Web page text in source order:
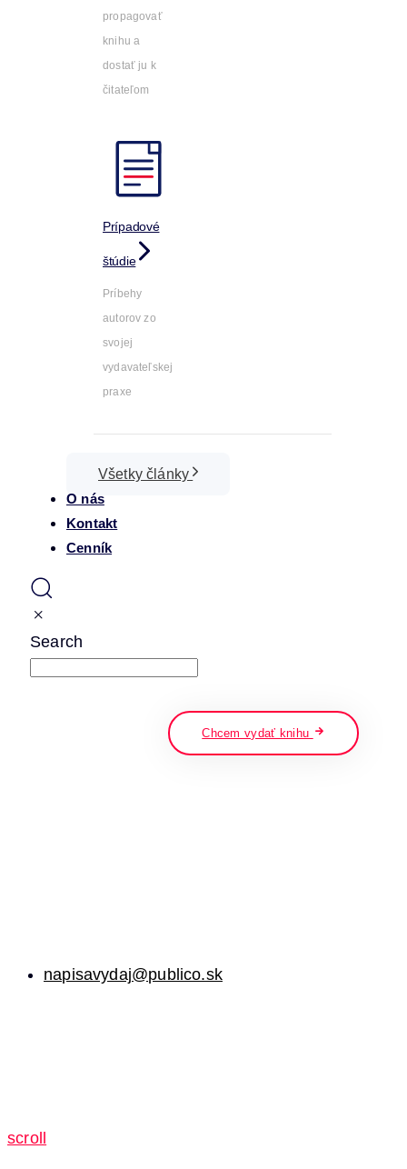
propagovať
knihu a
dostať ju k
čitateľom
Prípadové
štúdie
Príbehy
autorov zo
svojej
vydavateľskej
praxe
Všetky články
O nás
Kontakt
Cenník
Search
Chcem vydať knihu
napisavydaj@publico.sk
scroll